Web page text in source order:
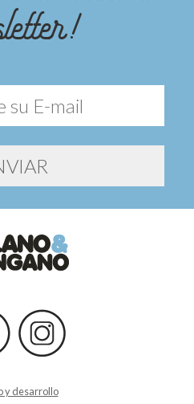
y desarrollo